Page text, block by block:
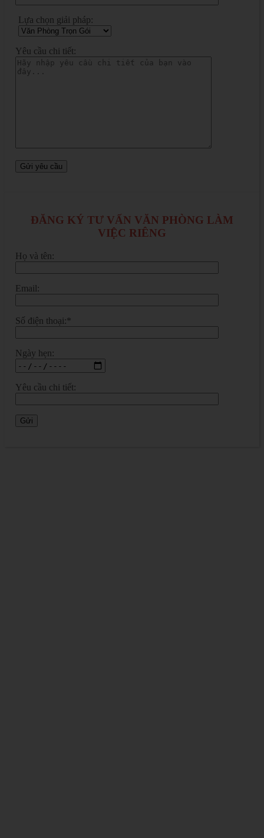
Lựa chọn giải pháp:
Yêu cầu chi tiết:
ĐĂNG KÝ TƯ VẤN VĂN PHÒNG LÀM
VIỆC RIÊNG
Họ và tên:
Email:
Số điện thoại:*
Ngày hẹn:
Yêu cầu chi tiết: